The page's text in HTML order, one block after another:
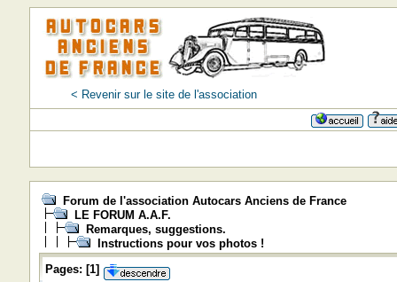
< Revenir sur le site de l'association
Forum de l'association Autocars Anciens de France
LE FORUM A.A.F.
Remarques, suggestions.
Instructions pour vos photos !
Pages: [1]